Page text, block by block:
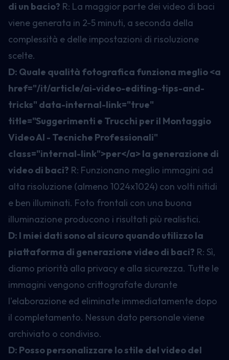
di un bacio? R: La maggior parte dei video di baci
viene generata in 2-5 minuti, a seconda della
complessità e delle impostazioni di risoluzione
scelte.
D: Quale qualità fotografica funziona meglio<a
href="/it/article/ai-video-editing-tips-and-
tricks" data-internal-link="true"
title="Suggerimenti e Trucchi per il Montaggio
Video AI - Tecniche Professionali"
class="internal-link">per</a>la generazione di
video di baci? R: Funzionano meglio immagini ad
alta risoluzione (almeno 1024x1024) con volti nitidi
e ben illuminati. Foto frontali con una buona
illuminazione producono i risultati più realistici.
D: I miei dati sono al sicuro quando utilizzo la
piattaforma di generazione video di baci? R: Sì,
diamo priorità alla privacy e alla sicurezza. Tutte le
immagini vengono crittografate durante
l'elaborazione ed eliminate immediatamente dopo
il completamento. Nessun dato personale viene
archiviato o condiviso.
D: Posso personalizzare lo stile del video del